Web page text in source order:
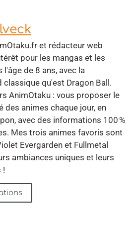
et rédacteur web
pour les mangas et les
l'âge de 8 ans, avec la
classique qu'est Dragon Ball.
AnimOtaku : vous proposer le
des animes chaque jour, en
avec des informations 100 %
Mes trois animes favoris sont
Evergarden et Fullmetal
ambiances uniques et leurs
!